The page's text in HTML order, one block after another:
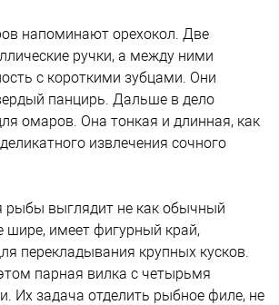
напоминают орехокол. Две
ручки, а между ними
с короткими зубцами. Они
панцирь. Дальше в дело
омаров. Она тонкая и длинная, как
извлечения сочного
рыбы выглядит не как обычный
шире, имеет фигурный край,
перекладывания крупных кусков.
парная вилка с четырьмя
Их задача отделить рыбное филе, не